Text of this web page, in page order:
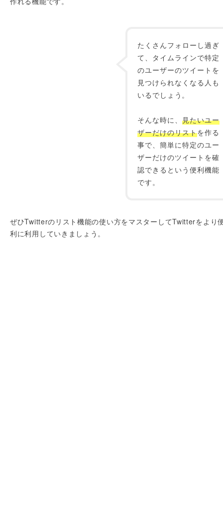
たくさんフォローし過ぎ
て、タイムラインで特定
のユーザーのツイートを
見つけられなくなる人も
いるでしょう。
そんな時に、見たいユー
ザーだけのリストを作る
事で、簡単に特定のユー
ザーだけのツイートを確
認できるという便利機能
です。
ぜひTwitterのリスト機能の使い方をマスターしてTwitterをより
利に利用していきましょう。